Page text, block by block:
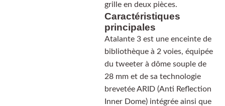
grille en deux pièces.
Caractéristiques
principales
Atalante 3 est une enceinte de
bibliothèque à 2 voies, équipée
du tweeter à dôme souple de
28 mm et de sa technologie
brevetée ARID (Anti Reflection
Inner Dome) intégrée ainsi que